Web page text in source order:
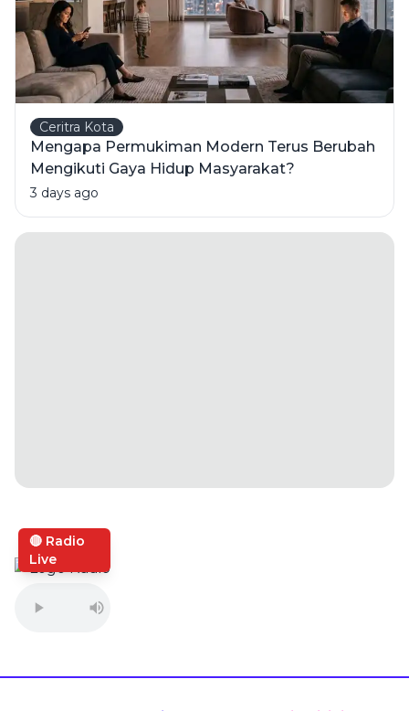
Ceritra Kota
Mengapa Permukiman Modern Terus Berubah
Mengikuti Gaya Hidup Masyarakat?
3 days ago
🔴 Radio
Live